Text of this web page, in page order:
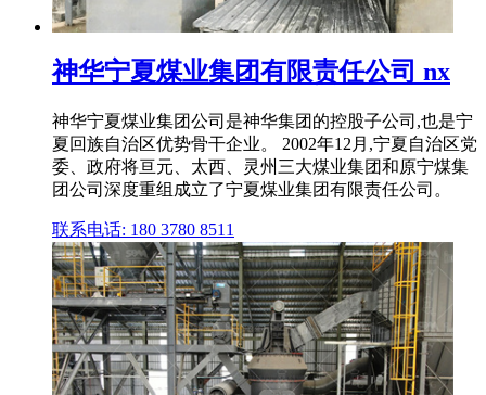
神华宁夏煤业集团有限责任公司 nx
神华宁夏煤业集团公司是神华集团的控股子公司,也是宁
夏回族自治区优势骨干企业。 2002年12月,宁夏自治区党
委、政府将亘元、太西、灵州三大煤业集团和原宁煤集
团公司深度重组成立了宁夏煤业集团有限责任公司。
联系电话: 180 3780 8511